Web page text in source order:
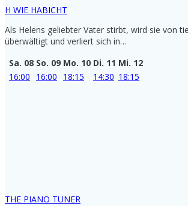
H WIE HABICHT
Als Helens geliebter Vater stirbt, wird sie von
überwältigt und verliert sich in…
Sa. 08 So. 09 Mo. 10 Di. 11 Mi. 12
16:00
16:00 18:15 14:30 18:15
THE PIANO TUNER